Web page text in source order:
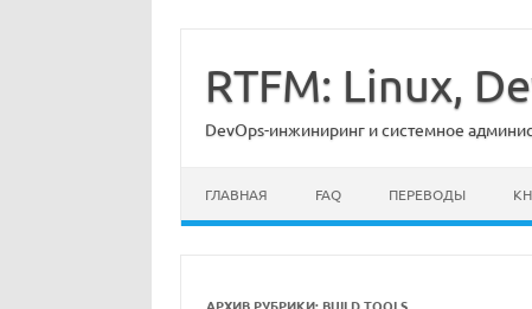
содержимому
RTFM: Linux,
DevOps-инжиниринг и системное
ГЛАВНАЯ FAQ ПЕРЕВОДЫ